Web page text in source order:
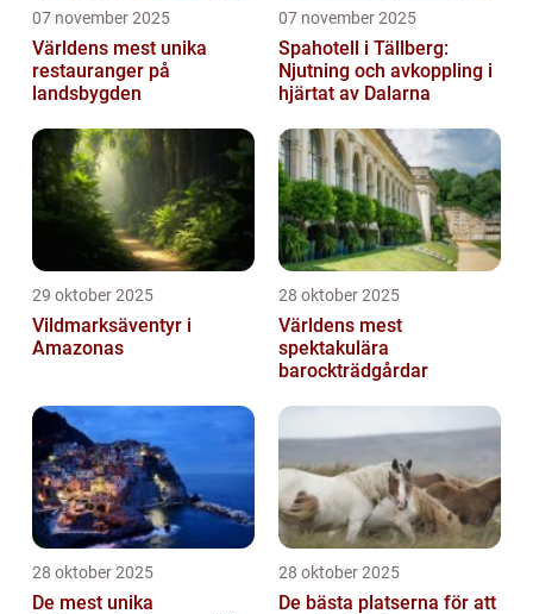
07 november 2025
Världens mest unika
restauranger på
landsbygden
07 november 2025
Spahotell i Tällberg:
Njutning och avkoppling i
hjärtat av Dalarna
29 oktober 2025
Vildmarksäventyr i
Amazonas
28 oktober 2025
Världens mest
spektakulära
barockträdgårdar
28 oktober 2025
De mest unika
28 oktober 2025
De bästa platserna för att